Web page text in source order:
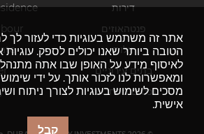
דירות
פנטהאוזים
וילות
בתים עירוניים
נכסים מסחריים
אתר זה משתמש בעוגיות כדי לעזור לך
הטובה ביותר שאנו יכולים לספק.
לאיסוף מידע על האופן שבו אתה
ומאפשרות לנו לזכור אותך. על ידי
מסכים לשימוש בעוגיות לצורך ניתוח
אישית.
קבל